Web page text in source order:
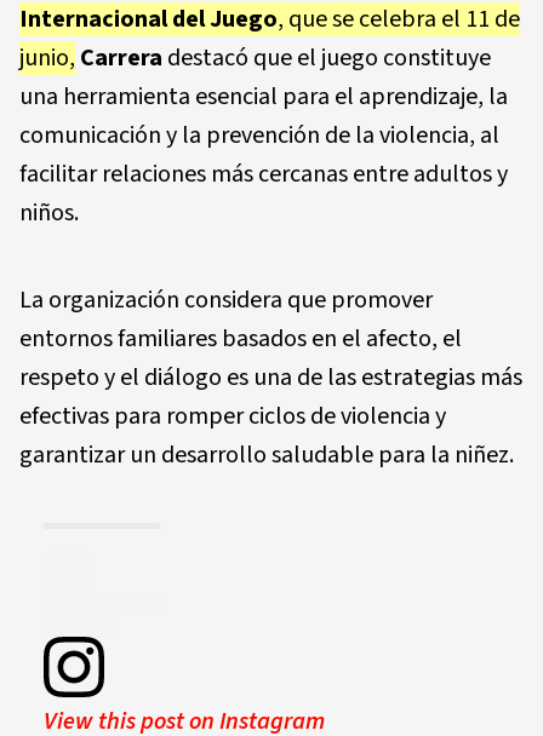
Internacional del Juego, que se celebra el 11 de
junio, Carrera destacó que el juego constituye
una herramienta esencial para el aprendizaje, la
comunicación y la prevención de la violencia, al
facilitar relaciones más cercanas entre adultos y
niños.
La organización considera que promover
entornos familiares basados en el afecto, el
respeto y el diálogo es una de las estrategias más
efectivas para romper ciclos de violencia y
garantizar un desarrollo saludable para la niñez.
View this post on Instagram